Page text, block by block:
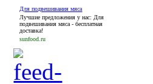
Для подвешивания мяса
Лучшие предложения у нас: Для
подвешивания мяса - бесплатная
доставка!
sunfood.ru